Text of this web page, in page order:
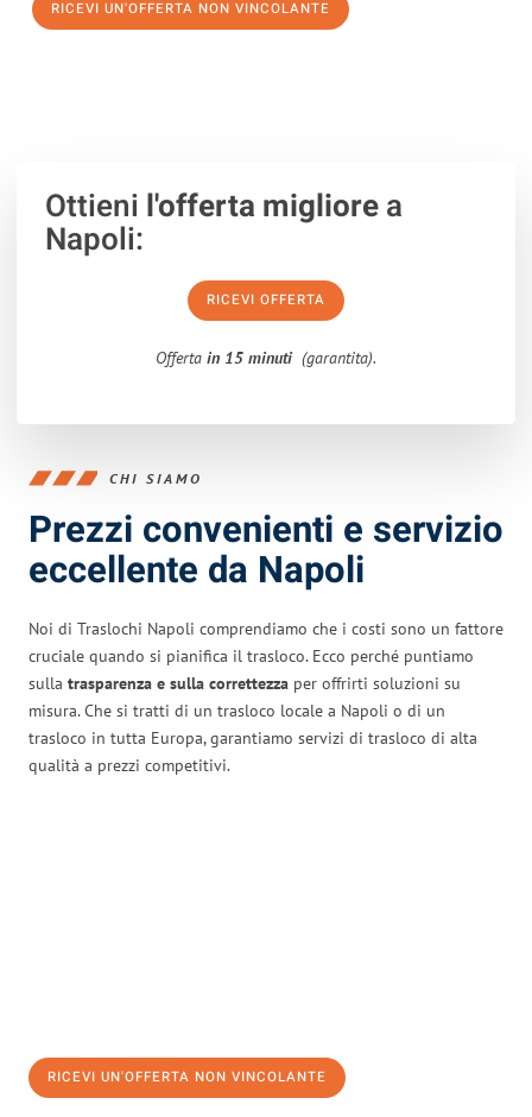
RICEVI UN'OFFERTA NON VINCOLANTE
Ottieni l'offerta migliorea
Napoli:
RICEVI OFFERTA
Offerta in 15 minuti (garantita).
CHI SIAMO
Prezzi convenienti e servizio
eccellente da Napoli
Noi di Traslochi Napoli comprendiamo che i costi sono un fattore
cruciale quando si pianifica il trasloco. Ecco perché puntiamo
sulla trasparenza e sulla correttezza per offrirti soluzioni su
misura. Che si tratti di un trasloco locale a Napoli o di un
trasloco in tutta Europa, garantiamo servizi di trasloco di alta
qualità a prezzi competitivi.
RICEVI UN'OFFERTA NON VINCOLANTE